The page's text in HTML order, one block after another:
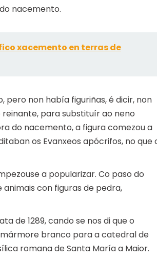
nacemento.
xacemento en terras de
pero non había figuriñas, é dicir, non
reinante, para substituír ao neno
do nacemento, a figura comezou a
os Evanxeos apócrifos, no que
a popularizar. Co paso do
con figuras de pedra,
de 1289, cando se nos di que o
branco para a catedral de
romana de Santa María a Maior.